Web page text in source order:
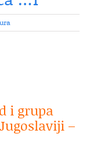
i grupa
–